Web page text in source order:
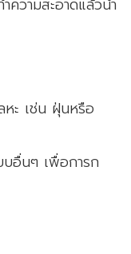
ความสะอาดแล้วนำ
หะ เช่น ฝุ่นหรือ
อื่นๆ เพื่อการก